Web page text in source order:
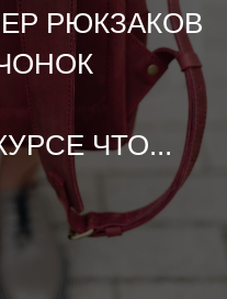
РЮКЗАКОВ
ЧТО...